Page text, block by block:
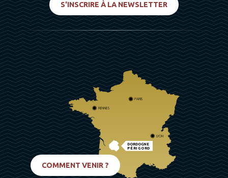
S'INSCRIRE À LA NEWSLETTER
DORDOGNE
PÉRIGORD
PARIS
RENNES
LYON
COMMENT VENIR ?